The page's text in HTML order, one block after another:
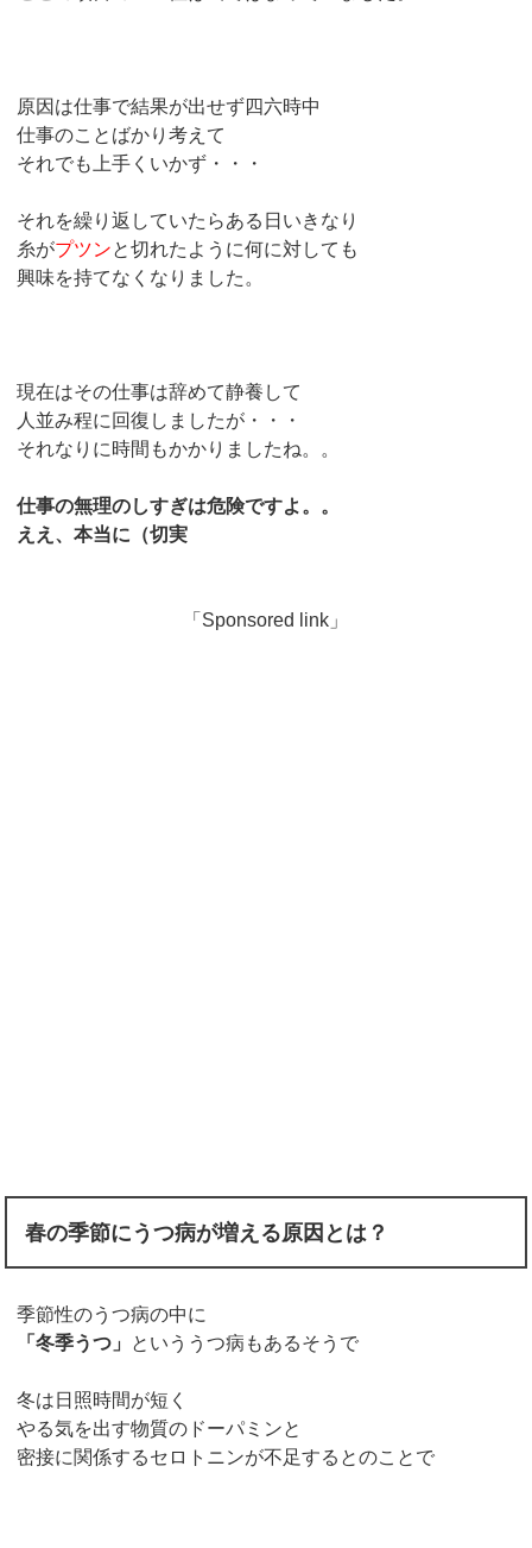
原因は仕事で結果が出せず四六時中
仕事のことばかり考えて
それでも上手くいかず・・・
それを繰り返していたらある日いきなり
糸がプツンと切れたように何に対しても
興味を持てなくなりました。
現在はその仕事は辞めて静養して
人並み程に回復しましたが・・・
それなりに時間もかかりましたね。。
仕事の無理のしすぎは危険ですよ。。
ええ、本当に（切実
「Sponsored link」
春の季節にうつ病が増える原因とは？
季節性のうつ病の中に
「冬季うつ」 といううつ病もあるそうで
冬は日照時間が短く
やる気を出す物質のドーパミンと
密接に関係するセロトニンが不足するとのことで